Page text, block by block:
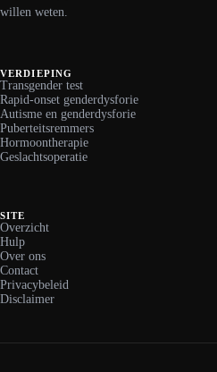
willen weten.
VERDIEPING
Transgender test
Rapid-onset genderdysforie
Autisme en genderdysforie
Puberteitsremmers
Hormoontherapie
Geslachtsoperatie
SITE
Overzicht
Hulp
Over ons
Contact
Privacybeleid
Disclaimer